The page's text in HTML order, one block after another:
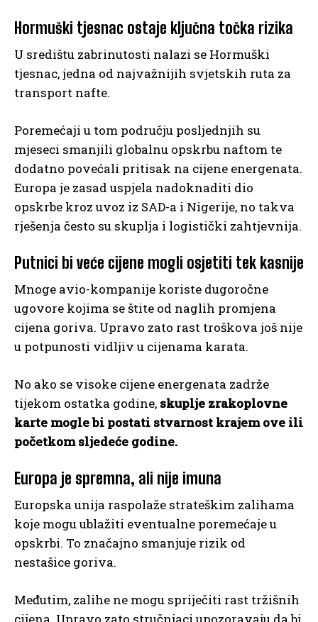
Hormuški tjesnac ostaje ključna točka rizika
U središtu zabrinutosti nalazi se Hormuški
tjesnac, jedna od najvažnijih svjetskih ruta za
transport nafte.
Poremećaji u tom području posljednjih su
mjeseci smanjili globalnu opskrbu naftom te
dodatno povećali pritisak na cijene energenata.
Europa je zasad uspjela nadoknaditi dio
opskrbe kroz uvoz iz SAD-a i Nigerije, no takva
rješenja često su skuplja i logistički zahtjevnija.
Putnici bi veće cijene mogli osjetiti tek kasnije
Mnoge avio-kompanije koriste dugoročne
ugovore kojima se štite od naglih promjena
cijena goriva. Upravo zato rast troškova još nije
u potpunosti vidljiv u cijenama karata.
No ako se visoke cijene energenata zadrže
tijekom ostatka godine, skuplje zrakoplovne
karte mogle bi postati stvarnost krajem ove ili
početkom sljedeće godine.
Europa je spremna, ali nije imuna
Europska unija raspolaže strateškim zalihama
koje mogu ublažiti eventualne poremećaje u
opskrbi. To značajno smanjuje rizik od
nestašice goriva.
Međutim, zalihe ne mogu spriječiti rast tržišnih
cijena. Upravo zato stručnjaci upozoravaju da bi